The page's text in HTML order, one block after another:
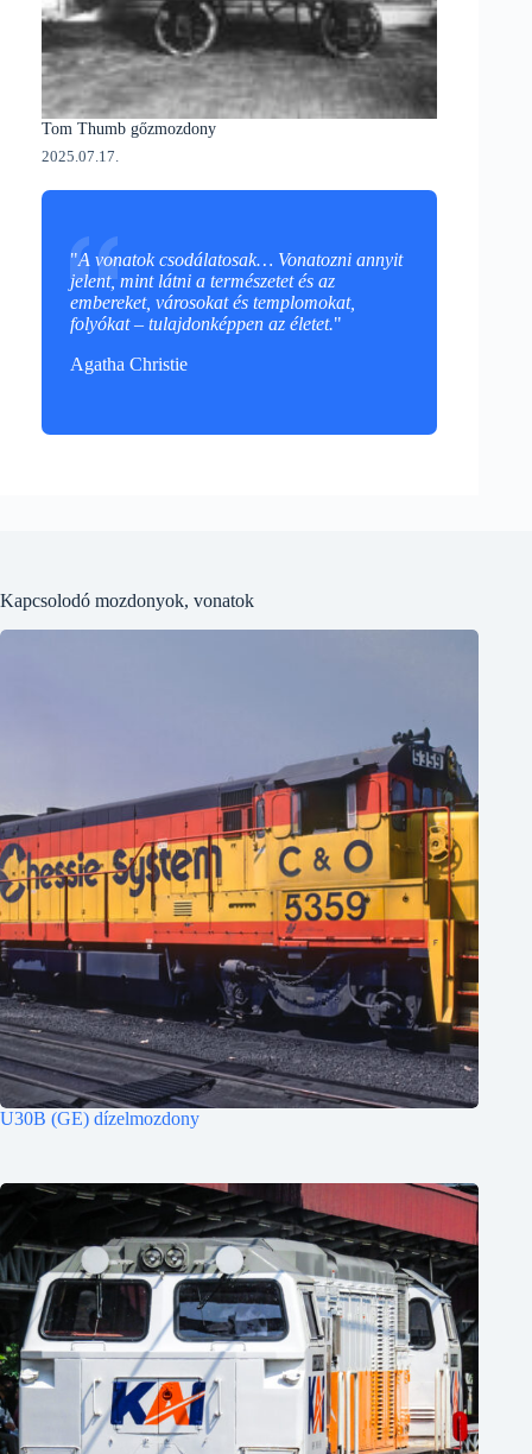
Tom Thumb gőzmozdony
2025.07.17.
"A vonatok csodálatosak… Vonatozni annyit
jelent, mint látni a természetet és az
embereket, városokat és templomokat,
folyókat – tulajdonképpen az életet."
Agatha Christie
Kapcsolodó mozdonyok, vonatok
U30B (GE) dízelmozdony